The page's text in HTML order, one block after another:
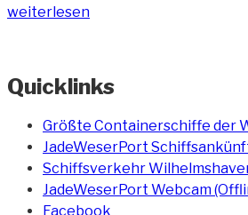
weiterlesen
Quicklinks
Größte Containerschiffe der
JadeWeserPort
Schiffsverkehr
JadeWeserPort Webcam
Facebook